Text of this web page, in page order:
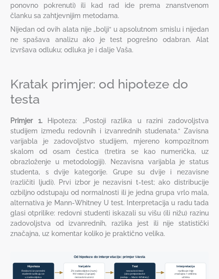
ponovno pokrenuti) ili kad rad ide prema znanstvenom
članku sa zahtjevnijim metodama.
Nijedan od ovih alata nije „bolji“ u apsolutnom smislu i nijedan
ne spašava analizu ako je test pogrešno odabran. Alat
izvršava odluku; odluka je i dalje Vaša.
Kratak primjer: od hipoteze do
testa
Primjer 1.Hipoteza: „Postoji razlika u razini zadovoljstva
studijem između redovnih i izvanrednih studenata.“ Zavisna
varijabla je zadovoljstvo studijem, mjereno kompozitnom
skalom od osam čestica (tretira se kao numerička, uz
obrazloženje u metodologiji). Nezavisna varijabla je status
studenta, s dvije kategorije. Grupe su dvije i nezavisne
(različiti ljudi). Prvi izbor je nezavisni t-test; ako distribucije
ozbiljno odstupaju od normalnosti ili je jedna grupa vrlo mala,
alternativa je Mann-Whitney U test. Interpretacija u radu tada
glasi otprilike: redovni studenti iskazali su višu (ili nižu) razinu
zadovoljstva od izvanrednih, razlika jest ili nije statistički
značajna, uz komentar koliko je praktično velika.
Od hipoteze do interpretacije: primjer t-testa
Hipoteza
Redovni i izvanredni
studenti razlikuju se
u zadovoljstvu
Varijable
ZV: zadovoljstvo (num.)
NV: status (2 grupe)
nezavisni uzorci
Test
nezavisni t-test
(ako pretpostavke
padaju → Mann-Whitney)
Interpretacija
razlika je / nije
značajna + veličina
učinka